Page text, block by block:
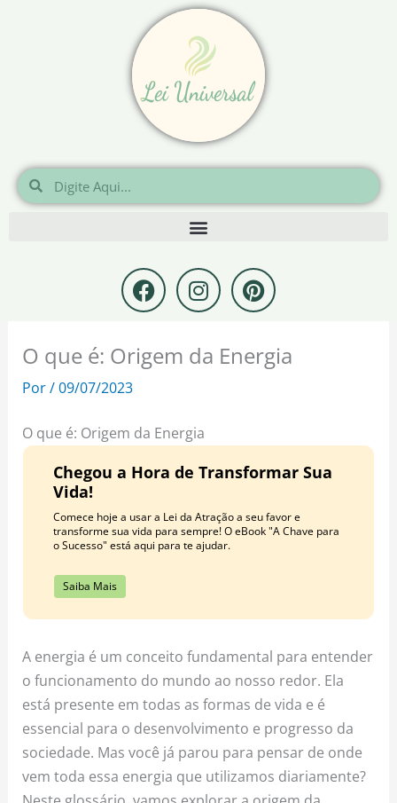
Pesquisar
Pesquisar
F
a
c
e
b
k
I
n
s
t
a
a
m
P
i
n
t
e
t
O que é: Origem da Energia
Por/09/07/2023
O que é: Origem da Energia
Chegou a Hora de Transformar Sua
Vida!
Comece hoje a usar a Lei da Atração a seu favor e
transforme sua vida para sempre! O eBook "A Chave para
o Sucesso" está aqui para te ajudar.
Saiba Mais
A energia é um conceito fundamental para entender
o funcionamento do mundo ao nosso redor. Ela
está presente em todas as formas de vida e é
essencial para o desenvolvimento e progresso da
sociedade. Mas você já parou para pensar de onde
vem toda essa energia que utilizamos diariamente?